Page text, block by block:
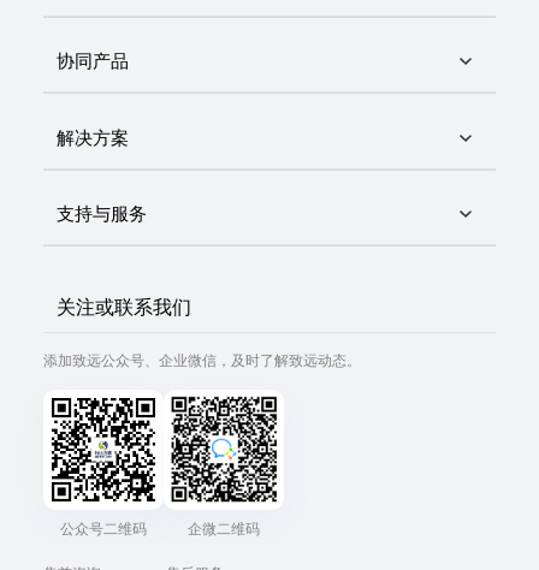
协同产品
解决方案
支持与服务
关注或联系我们
添加致远公众号、企业微信，及时了解致远动态。
公众号二维码 企微二维码